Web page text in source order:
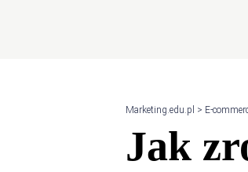
Marketing.edu.pl > E-
Jak